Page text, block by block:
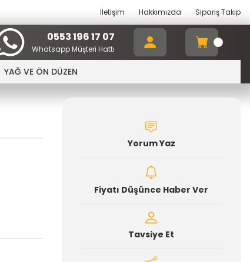
İletişim Hakkımızda Sipariş Takip
0553 196 17 07
Whatsapp Müşteri Hattı
YAĞ VE ÖN DÜZEN
Yorum Yaz
Fiyatı Düşünce Haber Ver
Tavsiye Et